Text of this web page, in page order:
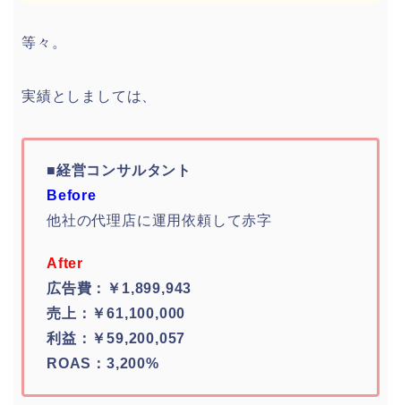
等々。
実績としましては、
■経営コンサルタント
Before
他社の代理店に運用依頼して赤字
After
広告費：￥1,899,943
売上：￥61,100,000
利益：￥59,200,057
ROAS：3,200%